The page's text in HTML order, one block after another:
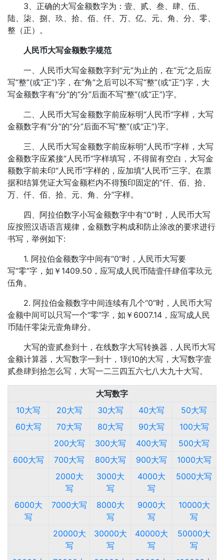
3、正确的大写金额数字为：壹、贰、叁、肆、伍、
陆、柒、捌、玖、拾、佰、仟、万、亿、元、角、分、零、
整（正）。
人民币大写金额数字规范
一、人民币大写金额数字到“元”为止的，在“元”之后应
写“整”(或“正”)字，在“角”之后可以不写“整”(或“正”)字，大
写金额数字有“分”的“分”后面不写“整”(或“正”)字。
二、人民币大写金额数字前应标明“人民币”字样，大写
金额数字有“分”的“分”后面不写“整”(或“正”)字。
三、人民币大写金额数字前应标明“人民币”字样，大写
金额数字应紧接“人民币”字样填写，不得留有空白，大写金
额数字前未印“人民币”字样的，应加填“人民币”三字。在票
据和结算凭证大写金额栏内不得预印固定的“仟、佰、拾、
万、仟、佰、拾、元、角、分”字样。
四、阿拉伯数字小写金额数字中有“0”时，人民币大写
应按照汉语语言规律，金额数字构成和防止涂改的要求进行
书写，举例如下:
1. 阿拉伯金额数字中间有“0”时，人民币大写要
写“零”字，如￥1409.50，应写成人民币陆壹仟肆佰零玖元
伍角。
2. 阿拉伯金额数字中间连续有几个“0”时，人民币大写
金额中间可以只写一个“零”字，如￥6007.14，应写成人民
币陆仟零柒元壹角肆分。
大写的壹贰叁到十，在线数字大写转换器，人民币大写
金额计算器，大写数字一到十，1到10的大写，大写数字壹
贰叁肆到拾怎么写，大写一二三四五六七八大九十大写。
大写数字
10大写
20大写 30大写 40大写
50大写
60大写
70大写 80大写 90大写
100大写
200大写
300大写 400大写
500大写
600大写
700大写 800大写 900大写
1000大写
2000大
写
3000大
写
4000大
写
5000大写
6000大
写
7000大写
8000大
写
9000大
写
10000大
写
20000大
写
30000大
写
40000大
写
50000大
写